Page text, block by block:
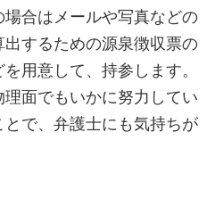
合はメールや写真などの
するための源泉徴収票の
用意して、持参します。
面でもいかに努力してい
で、弁護士にも気持ちが